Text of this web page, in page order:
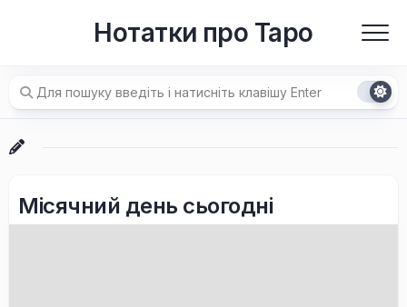
Нотатки про Таро
Місячний день сьогодні